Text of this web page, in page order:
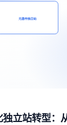
立站转型：